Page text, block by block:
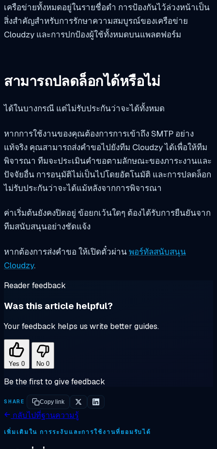
เครือข่ายทั้งหมดอยู่ในรายชื่อดำ การป้องกันไว้ล่วงหน้าเป็น
สิ่งสำคัญสำหรับการรักษาความสมบูรณ์ของเครือข่าย
Cloudzy และการปกป้องผู้ใช้ทั้งหมดบนแพลตฟอร์ม
สามารถปลดล็อกได้หรือไม่
ได้ในบางกรณี แต่ไม่รับประกันว่าจะได้ทั้งหมด
หากการใช้งานของคุณต้องการการเข้าถึง SMTP อย่าง
แท้จริง คุณสามารถส่งคำขอไปยังทีม Cloudzy ได้เพื่อให้ทีม
พิจารณา ทีมจะประเมินคำขอตามลักษณะของภาระงานและ
ปัจจัยอื่น การอนุมัติไม่เป็นไปโดยอัตโนมัติ และการปลดล็อก
ไม่รับประกันว่าจะได้แม้หลังจากการพิจารณา
ค่าเริ่มต้นยังคงปิดอยู่ ข้อยกเว้นใดๆ ต้องได้รับการยืนยันจาก
ทีมสนับสนุนอย่างชัดแจ้ง
หากต้องการส่งคำขอ ให้เปิดตั๋วผ่านพอร์ทัลสนับสนุน
Cloudzy.
Reader feedback
Was this article helpful?
Your feedback helps us write better guides.
Yes 0 No 0
Be the first to give feedback
SHARE Copy link
กลับไปที่ฐานความรู้
เพิ่มเติมใน การระงับและการใช้งานที่ยอมรับได้